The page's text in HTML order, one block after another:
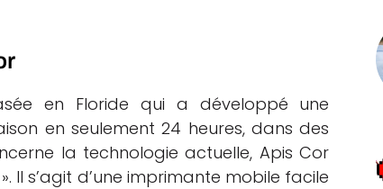
en Floride qui a développé une
en seulement 24 heures, dans des
la technologie actuelle, Apis Cor
Il s’agit d’une imprimante mobile facile